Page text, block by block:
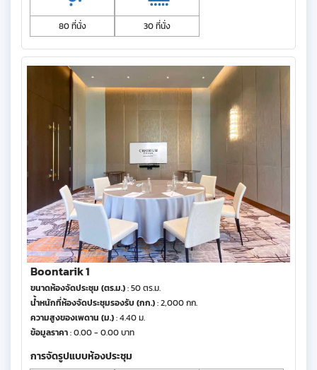
80 ที่นั่ง 30 ที่นั่ง
Boontarik 1
ขนาดห้องจัดประชุม (ตร.ม.): 50 ตร.ม.
น้ำหนักที่ห้องจัดประชุมรองรับ (กก.): 2,000 กก.
ความสูงของเพดาน (ม.): 4.40 ม.
ข้อมูลราคา: 0.00 - 0.00 บาท
การจัดรูปแบบห้องประชุม